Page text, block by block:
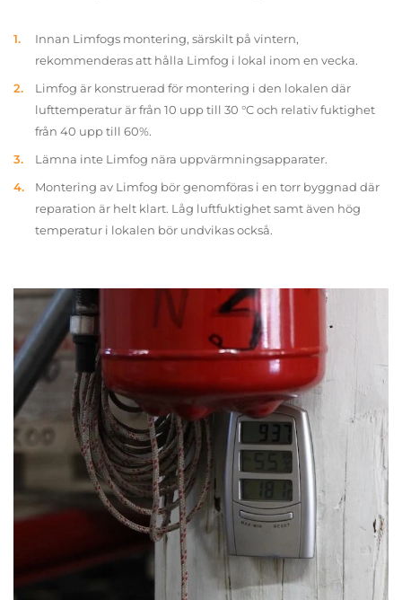
Innan Limfogs montering, särskilt på vintern,
rekommenderas att hålla Limfog i lokal inom en vecka.
Limfog är konstruerad för montering i den lokalen där
lufttemperatur är från 10 upp till 30 °C och relativ fuktighet
från 40 upp till 60%.
Lämna inte Limfog nära uppvärmningsapparater.
Montering av Limfog bör genomföras i en torr byggnad där
reparation är helt klart. Låg luftfuktighet samt även hög
temperatur i lokalen bör undvikas också.